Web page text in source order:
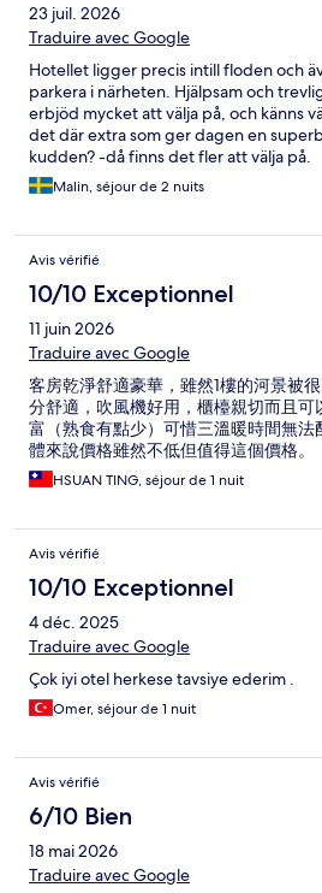
23 juil. 2026
Traduire avec Google
Hotellet ligger precis intill floden och
parkera i närheten. Hjälpsam och
erbjöd mycket att välja på, och känns
det där extra som ger dagen en
kudden? -då finns det fler att välja på.
Malin, séjour de 2 nuits
Avis vérifié
10/10 Exceptionnel
11 juin 2026
Traduire avec Google
客房乾淨舒適豪華，雖然1樓的河景被
分舒適，吹風機好用，櫃檯親切而且可
富（熟食有點少）可惜三溫暖時間無
體來說價格雖然不低但值得這個價格。
HSUAN TING, séjour de 1 nuit
Avis vérifié
10/10 Exceptionnel
4 déc. 2025
Traduire avec Google
Çok iyi otel herkese tavsiye ederim .
Omer, séjour de 1 nuit
Avis vérifié
6/10 Bien
18 mai 2026
Traduire avec Google